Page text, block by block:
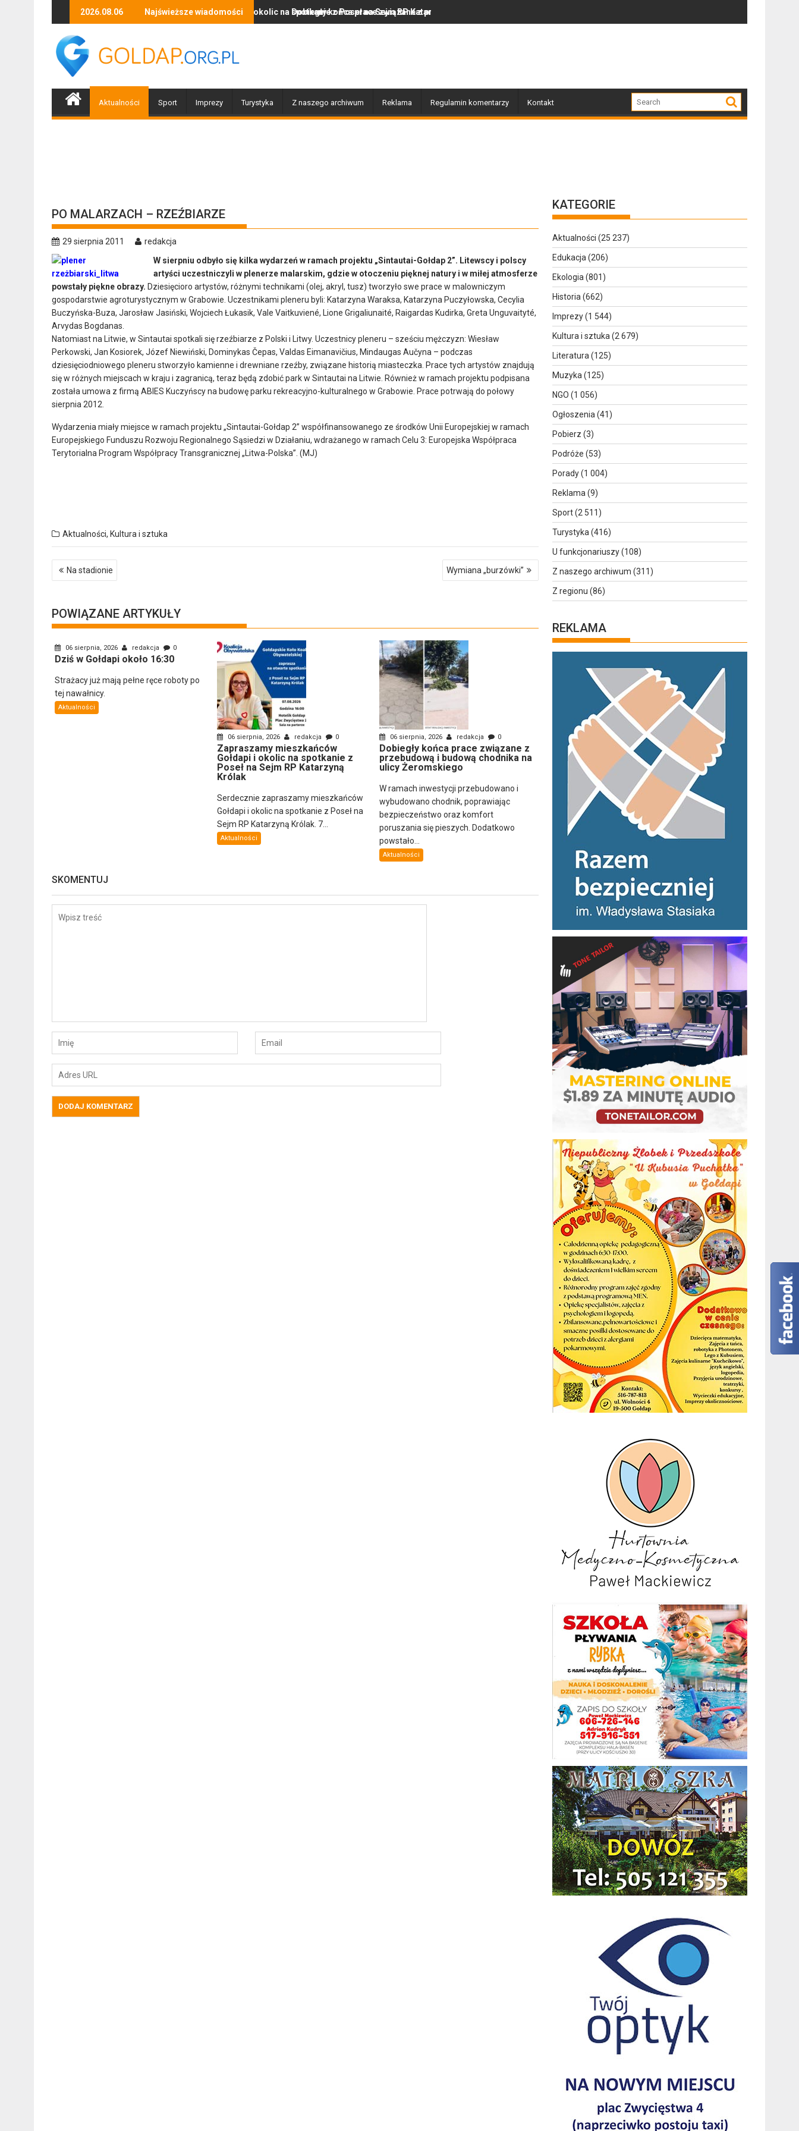
2026.08.06 Najświeższe wiadomości
Zapraszamy mieszkańców Gołdapi i okolic na spotkanie z Poseł na Sejm RP Katarzyną Królak
Dobiegły końca prace związane z przebudową i budową chodnika na ulicy Żeromskiego
Z regionu. Wpadł przez nawigację
Aktualności Sport Imprezy Turystyka Z naszego archiwum Reklama Regulamin komentarzy Kontakt
PO MALARZACH – RZEŹBIARZE
29 sierpnia 2011
redakcja
W sierpniu odbyło się kilka wydarzeń w ramach projektu „Sintautai-Gołdap 2”. Litewscy i polscy
artyści uczestniczyli w plenerze malarskim, gdzie w otoczeniu pięknej natury i w miłej atmosferze
powstały piękne obrazy. Dziesięcioro artystów, różnymi technikami (olej, akryl, tusz) tworzyło swe prace w malowniczym
gospodarstwie agroturystycznym w Grabowie. Uczestnikami pleneru byli: Katarzyna Waraksa, Katarzyna Puczyłowska, Cecylia
Buczyńska-Buza, Jarosław Jasiński, Wojciech Łukasik, Vale Vaitkuviené, Lione Grigaliunaité, Raigardas Kudirka, Greta Unguvaityté,
Arvydas Bogdanas.
Natomiast na Litwie, w Sintautai spotkali się rzeźbiarze z Polski i Litwy. Uczestnicy pleneru – sześciu mężczyzn: Wiesław
Perkowski, Jan Kosiorek, Józef Niewiński, Dominykas Čepas, Valdas Eimanavičius, Mindaugas Aučyna – podczas
dziesięciodniowego pleneru stworzyło kamienne i drewniane rzeźby, związane historią miasteczka. Prace tych artystów znajdują
się w różnych miejscach w kraju i zagranicą, teraz będą zdobić park w Sintautai na Litwie. Również w ramach projektu podpisana
została umowa z firmą ABIES Kuczyńscy na budowę parku rekreacyjno-kulturalnego w Grabowie. Prace potrwają do połowy
sierpnia 2012.
Wydarzenia miały miejsce w ramach projektu „Sintautai-Gołdap 2” współfinansowanego ze środków Unii Europejskiej w ramach
Europejskiego Funduszu Rozwoju Regionalnego Sąsiedzi w Działaniu, wdrażanego w ramach Celu 3: Europejska Współpraca
Terytorialna Program Współpracy Transgranicznej „Litwa-Polska”. (MJ)
Aktualności, Kultura i sztuka
Nawigacja
wpisu
Na stadionie Wymiana „burzówki”
POWIĄZANE ARTYKUŁY
06 sierpnia, 2026 redakcja 0
Dziś w Gołdapi około 16:30
Strażacy już mają pełne ręce roboty po
tej nawałnicy.
Aktualności
06 sierpnia, 2026 redakcja 0
Zapraszamy mieszkańców
Gołdapi i okolic na spotkanie z
Poseł na Sejm RP Katarzyną
Królak
Serdecznie zapraszamy mieszkańców
Gołdapi i okolic na spotkanie z Poseł na
Sejm RP Katarzyną Królak. 7...
Aktualności
06 sierpnia, 2026 redakcja 0
Dobiegły końca prace związane z
przebudową i budową chodnika na
ulicy Żeromskiego
W ramach inwestycji przebudowano i
wybudowano chodnik, poprawiając
bezpieczeństwo oraz komfort
poruszania się pieszych. Dodatkowo
powstało...
Aktualności
SKOMENTUJ
KATEGORIE
Aktualności (25 237)
Edukacja (206)
Ekologia (801)
Historia (662)
Imprezy(1 544)
Kultura i sztuka (2 679)
Literatura (125)
Muzyka (125)
NGO (1 056)
Ogłoszenia (41)
Pobierz (3)
Podróże (53)
Porady(1 004)
Reklama (9)
Sport(2 511)
Turystyka (416)
U funkcjonariuszy(108)
Z naszego archiwum (311)
Z regionu (86)
REKLAMA